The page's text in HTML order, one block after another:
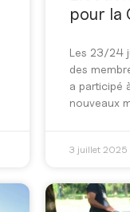
pour la
Les 23/24
des
a participé
nouveaux
3 juillet 2025